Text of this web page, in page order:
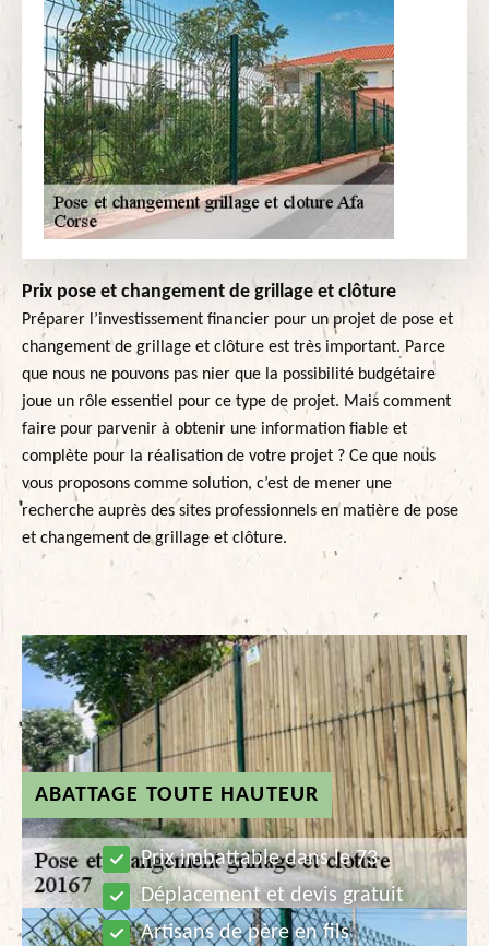
ABATTAGE TOUTE HAUTEUR
Prix imbattable dans le 73
Déplacement et devis gratuit
Artisans de père en fils
Prix pose et changement de grillage et clôture
Préparer l’investissement financier pour un projet de pose et
changement de grillage et clôture est très important. Parce
que nous ne pouvons pas nier que la possibilité budgétaire
joue un rôle essentiel pour ce type de projet. Mais comment
faire pour parvenir à obtenir une information fiable et
complète pour la réalisation de votre projet ? Ce que nous
vous proposons comme solution, c’est de mener une
recherche auprès des sites professionnels en matière de pose
et changement de grillage et clôture.